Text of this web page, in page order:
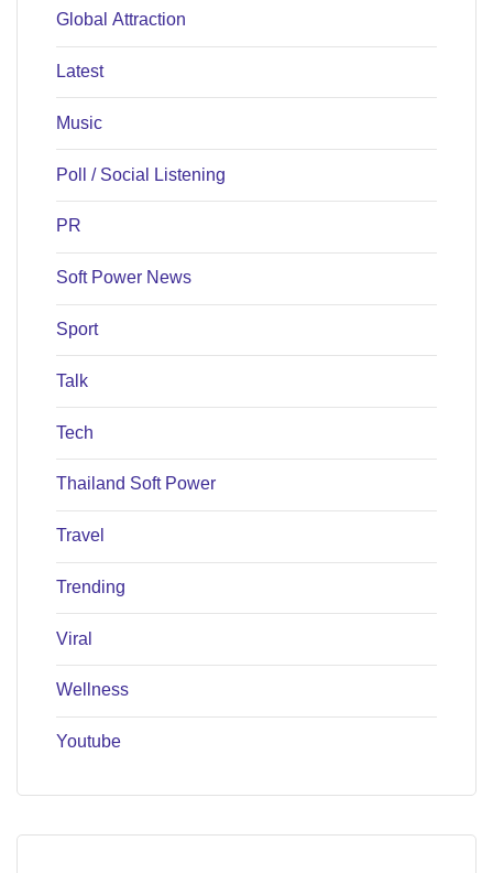
Global Attraction
Latest
Music
Poll / Social Listening
PR
Soft Power News
Sport
Talk
Tech
Thailand Soft Power
Travel
Trending
Viral
Wellness
Youtube